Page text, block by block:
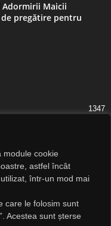
module cookie
astfel încât
într-un mod mai
care le folosim sunt
Acestea sunt șterse
Adormirii Maicii
pregătire pentru
1347